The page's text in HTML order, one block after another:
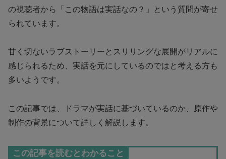
の視聴者から「この物語は実話なの？」という質問が寄せ
られています。
甘く切ないラブストーリーとスリリングな展開がリアルに
感じられるため、実話を元にしているのではと考える方も
多いようです。
この記事では、ドラマが実話に基づいているのか、原作や
制作の背景について詳しく解説します。
この記事を読むとわかること